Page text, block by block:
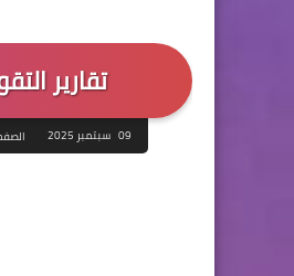
تقارير
09 سبتمبر 2025